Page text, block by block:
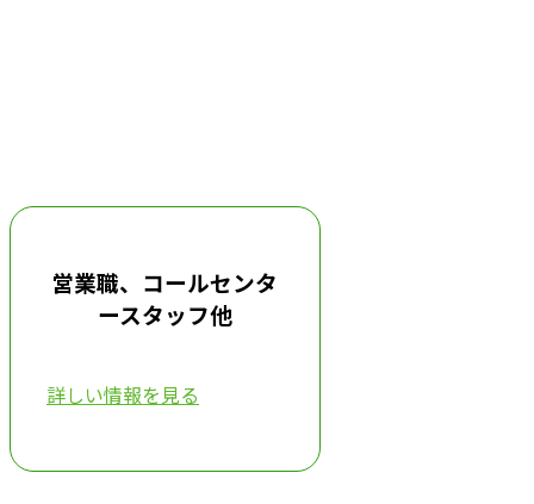
営業職、コールセンタ
ースタッフ他
詳しい情報を見る